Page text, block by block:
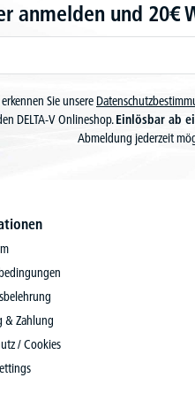
anmelden und 20€
Sie unsere
DELTA-V Onlineshop.Einlösbar ab
Abmeldung jederzeit
& Zahlung
/ Cookies